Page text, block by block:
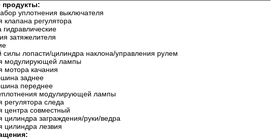
продукты:
уплотнения выключателя
клапана регулятора
гидравлические
затяжелителя
лопасти/цилиндра наклона/управления рулем
модулирующей лампы
мотора качания
заднее
переднее
модулирующей лампы
регулятора следа
центра совместный
цилиндра заграждения/руки/ведра
цилиндра лезвия